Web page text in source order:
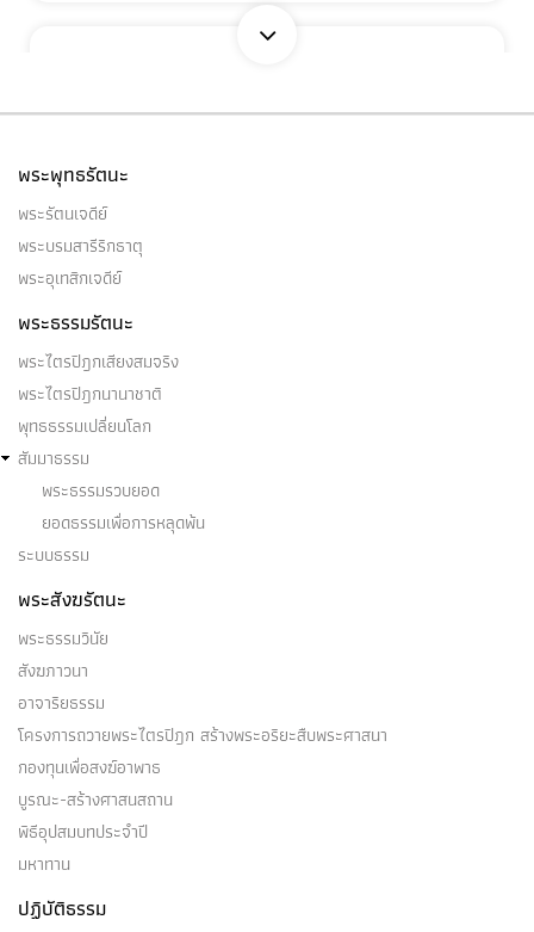
(๑) สังขตลักษณะของสังขตธรรม ๓ ประการ ๓ คือ
๑. สุญญสุญญะ ๒. สังขารสุญญะ ๓. วิปริณามสุญญะ ๔.
พระพุทธรัตนะ
พระรัตนเจดีย์
พระบรมสารีริกธาตุ
พระอุเทสิกเจดีย์
พระธรรมรัตนะ
พระไตรปิฎกเสียงสมจริง
พระไตรปิฎกนานาชาติ
พุทธธรรมเปลี่ยนโลก
สัมมาธรรม
พระธรรมรวบยอด
ยอดธรรมเพื่อการหลุดพ้น
ระบบธรรม
พระสังฆรัตนะ
พระธรรมวินัย
สังฆภาวนา
อาจาริยธรรม
โครงการถวายพระไตรปิฎก สร้างพระอริยะสืบพระศาสนา
กองทุนเพื่อสงฆ์อาพาธ
บูรณะ-สร้างศาสนสถาน
พิธีอุปสมบทประจำปี
มหาทาน
ปฏิบัติธรรม